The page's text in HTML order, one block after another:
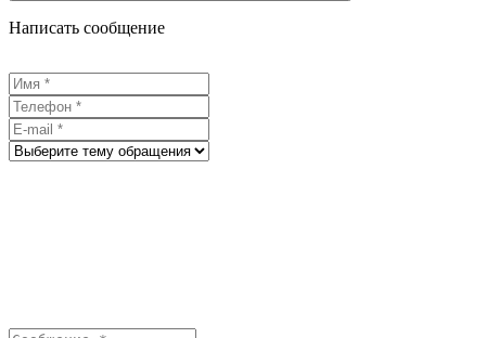
Написать сообщение